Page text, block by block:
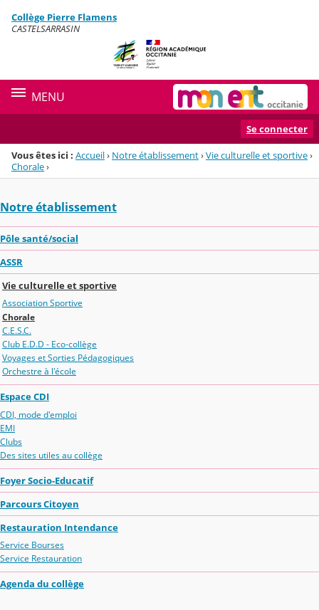
Menu de la rubrique
Contenu
Collège Pierre Flamens
CASTELSARRASIN
MENU
Se connecter
Vous êtes ici : Accueil› Notre établissement›Vie culturelle et sportive›
Chorale›
Notre établissement
Pôle santé/social
ASSR
Vie culturelle et sportive
Association Sportive
Chorale
C.E.S.C.
Club E.D.D - Eco-collège
Voyages et Sorties Pédagogiques
Orchestre à l'école
Espace CDI
CDI, mode d'emploi
EMI
Clubs
Des sites utiles au collège
Foyer Socio-Educatif
Parcours Citoyen
Restauration Intendance
Service Bourses
Service Restauration
Agenda du collège